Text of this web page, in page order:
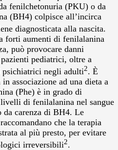
fenilchetonuria (PKU) o da
(BH4) colpisce all’incirca
diagnosticata alla nascita.
forti aumenti di fenilalanina
può provocare danni
pediatrici, oltre a
negli adulti2. È
associazione ad una dieta a
(Phe) è in grado di
di fenilalanina nel sangue
carenza di BH4. Le
che la terapia
al più presto, per evitare
irreversibili2.